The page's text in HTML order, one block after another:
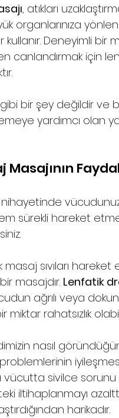
, atıkları
organlarınıza
kullanır. Deneyimli
canlandırmak için
gibi bir şey değildir
yardımcı olan
nihayetinde
sürekli hareket
masaj sıvıları
masajdır. Lenfatik
ağrılı veya
miktar rahatsızlık
nasıl
vücutta sivilce
iltihaplanmayı
harikadır.